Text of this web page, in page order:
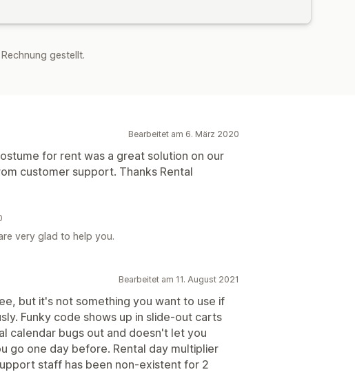
gestellt.
Bearbeitet am 6. März 2020
for rent was a great solution on our
customer support. Thanks Rental
very glad to help you.
Bearbeitet am 11. August 2021
but it's not something you want to use if
Funky code shows up in slide-out carts
calendar bugs out and doesn't let you
go one day before. Rental day multiplier
staff has been non-existent for 2